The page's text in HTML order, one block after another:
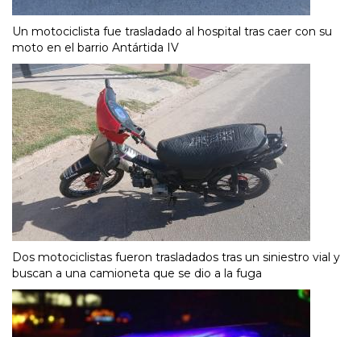
Un motociclista fue trasladado al hospital tras caer con su
moto en el barrio Antártida IV
Dos motociclistas fueron trasladados tras un siniestro vial y
buscan a una camioneta que se dio a la fuga